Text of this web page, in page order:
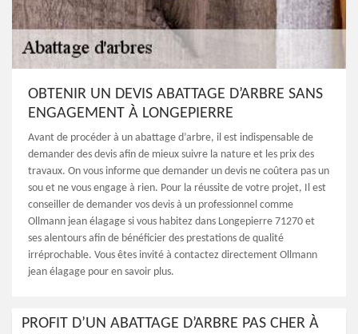
OBTENIR UN DEVIS ABATTAGE D’ARBRE SANS
ENGAGEMENT À LONGEPIERRE
Avant de procéder à un abattage d’arbre, il est indispensable de
demander des devis afin de mieux suivre la nature et les prix des
travaux. On vous informe que demander un devis ne coûtera pas un
sou et ne vous engage à rien. Pour la réussite de votre projet, Il est
conseiller de demander vos devis à un professionnel comme
Ollmann jean élagage si vous habitez dans Longepierre 71270 et
ses alentours afin de bénéficier des prestations de qualité
irréprochable. Vous êtes invité à contactez directement Ollmann
jean élagage pour en savoir plus.
PROFIT D’UN ABATTAGE D’ARBRE PAS CHER À